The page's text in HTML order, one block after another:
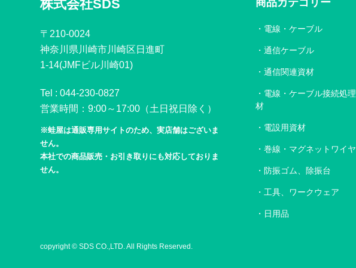
株式会社SDS
〒210-0024
神奈川県川崎市川崎区日進町
1-14(JMFビル川崎01)
Tel :044-230-0827
営業時間：9:00～17:00（土日祝日除く）
※蛙屋は通販専用サイトのため、実店舗はございま
せん。
本社での商品販売・お引き取りにも対応しておりま
せん。
電線・ケーブル
通信ケーブル
通信関連資材
電線・ケーブル接続処理
材
電設用資材
巻線・マグネットワイヤ
防振ゴム、除振台
工具、ワークウェア
日用品
copyright © SDS CO.,LTD. All Rights Reserved.